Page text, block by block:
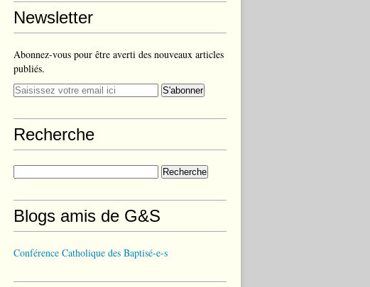
Newsletter
Abonnez-vous pour être averti des nouveaux articles
publiés.
Recherche
Blogs amis de G&S
Conférence Catholique des Baptisé-e-s